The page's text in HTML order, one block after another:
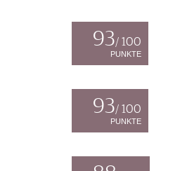
93/ 100
PUNKTE
93/ 100
PUNKTE